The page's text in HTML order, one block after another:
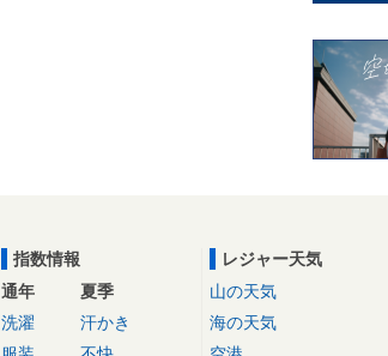
指数情報
通年
洗濯
夏季
汗かき
レジャー天気
山の天気
海の天気